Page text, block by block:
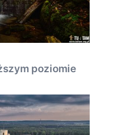
poziomie